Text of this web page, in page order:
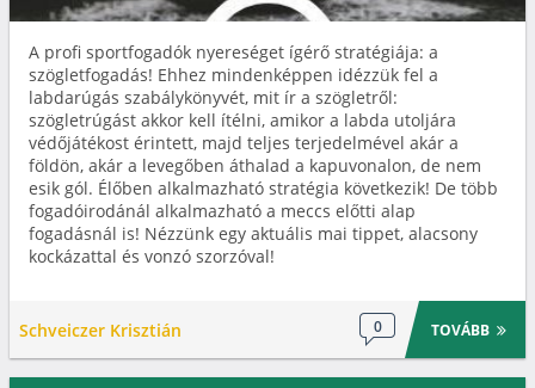
A profi sportfogadók nyereséget ígérő stratégiája: a
szögletfogadás! Ehhez mindenképpen idézzük fel a
labdarúgás szabálykönyvét, mit ír a szögletről:
szögletrúgást akkor kell ítélni, amikor a labda utoljára
védőjátékost érintett, majd teljes terjedelmével akár a
földön, akár a levegőben áthalad a kapuvonalon, de nem
esik gól. Élőben alkalmazható stratégia következik! De több
fogadóirodánál alkalmazható a meccs előtti alap
fogadásnál is! Nézzünk egy aktuális mai tippet, alacsony
kockázattal és vonzó szorzóval!
Schveiczer Krisztián 0 TOVÁBB